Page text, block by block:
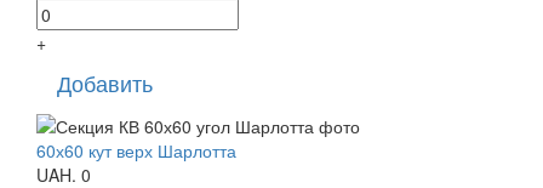
+
Добавить
60х60 кут верх Шарлотта
UAH. 0